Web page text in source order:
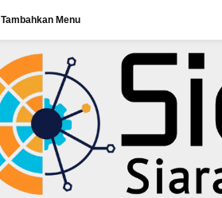
Tambahkan Menu